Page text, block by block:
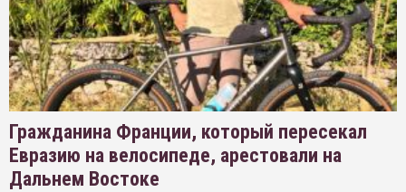
Гражданина Франции, который пересекал
Евразию на велосипеде, арестовали на
Дальнем Востоке